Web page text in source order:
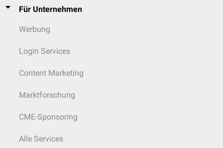
Für Unternehmen
Werbung
Login Services
Content Marketing
Marktforschung
CME-Sponsoring
Alle Services